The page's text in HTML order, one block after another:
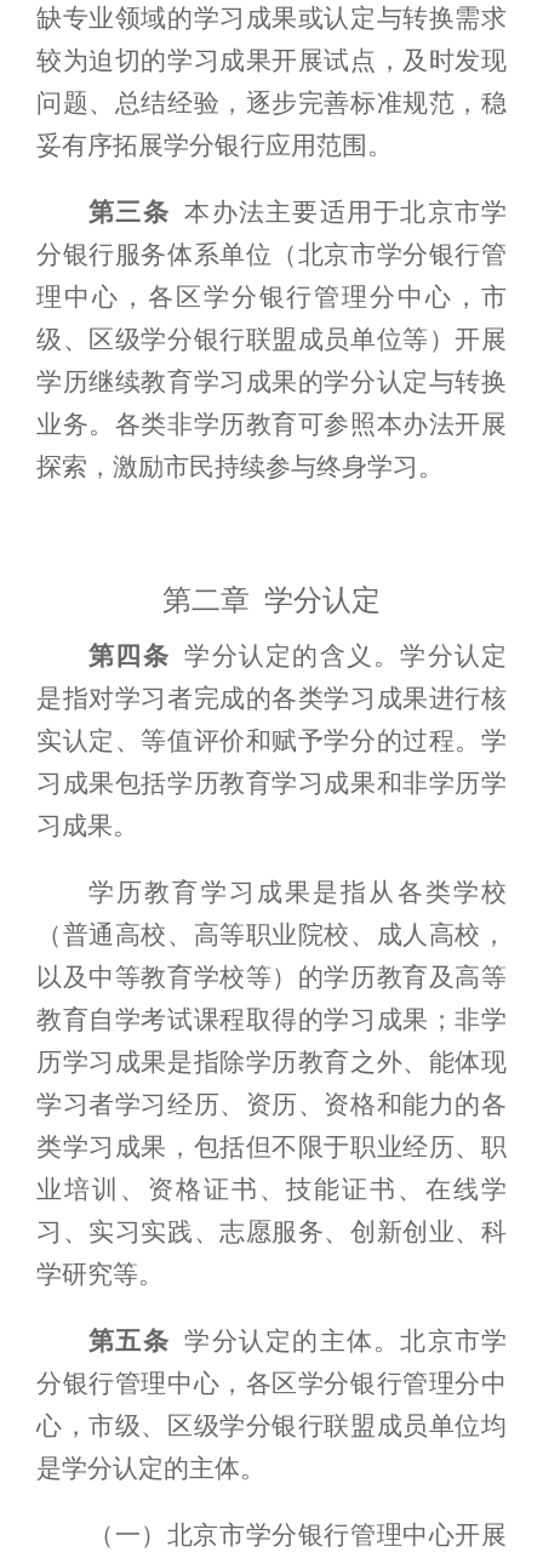
缺专业领域的学习成果或认定与转换需求
较为迫切的学习成果开展试点，及时发现
问题、总结经验，逐步完善标准规范，稳
妥有序拓展学分银行应用范围。
第三条 本办法主要适用于北京市学
分银行服务体系单位（北京市学分银行管
理中心 ，各 区学分银行管理分中心 ，市
级、
区级学分银行联盟成员单位等）开展
学历继续教育学习成果的学分认定与转换
业务。各类非学历教育可参照本办法开展
探索，激励市民持续参与终身学习。
第二章 学分认定
第四条学分认定的含义。学分认定
是指对学习者完成的各类学习成果进行核
实认定 、等值评价和赋予学分的过程。学
习成果包括学历教育学习成果和非学历学
习成果。
学历教育学习成果是指从各类学校
（普通高校、高等职业院校、成人高校，
以及中等教育学校等）的学历教育及高等
教育自学考试课程取得的学习成果；非学
历学习成果是指除学历教育之外、能体现
学习者学习经历、资历、资格和能力的各
类学习成果，包括但不限于职业经历、职
业培训、资格证书、技能证书、在线学
习、 实习实践、志愿服务、创新创业、科
学研究等。
第五条 学分认定的主体。北京市学
分银行管理中心， 各区学分银行管理分中
心，市级、区级学分银行联盟成员单位均
是学分认定的主体。
（一） 北京市学分银行管理中心开展